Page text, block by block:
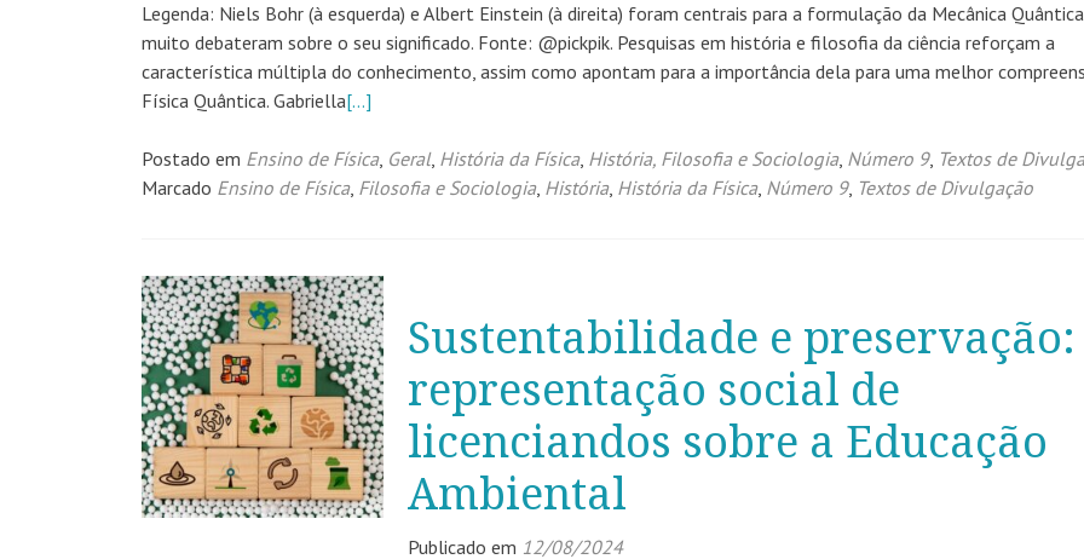
Legenda: Niels Bohr (à esquerda) e Albert Einstein (à direita) foram centrais para a formulação da Mecânica
muito debateram sobre o seu significado. Fonte: @pickpik. Pesquisas em história e filosofia da ciência reforçam a
característica múltipla do conhecimento, assim como apontam para a importância dela para uma melhor
Física Quântica. Gabriella[…]
Postado em Ensino de Física, Geral, História da Física, História, Filosofia e Sociologia, Número 9, Textos de
Marcado Ensino de Física, Filosofia e Sociologia, História, História da Física, Número 9, Textos de Divulgação
Sustentabilidade e preservação:
representação social de
licenciandos sobre a Educação
Ambiental
Publicado em 12/08/2024